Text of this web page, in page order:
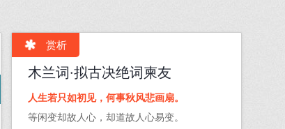
赏析
木兰词·拟古决绝词柬友
人生若只如初见，何事秋风悲画扇。
等闲变却故人心，却道故人心易变。